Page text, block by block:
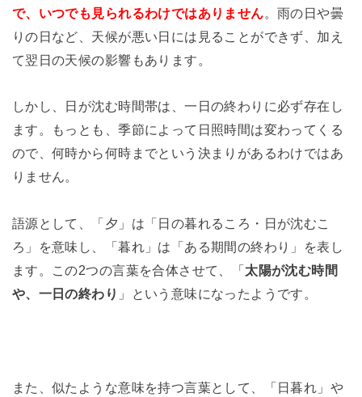
で、いつでも見られるわけではありません。雨の日や曇
りの日など、天候が悪い日には見ることができず、加え
て翌日の天候の影響もあります。
しかし、日が沈む時間帯は、一日の終わりに必ず存在し
ます。もっとも、季節によって日照時間は変わってくる
ので、何時から何時までという決まりがあるわけではあ
りません。
語源として、「夕」は「日の暮れるころ・日が沈むこ
ろ」を意味し、「暮れ」は「ある期間の終わり」を表し
ます。この2つの言葉を合体させて、「 太陽が沈む時間
や、一日の終わり 」という意味になったようです。
また、似たような意味を持つ言葉として、「日暮れ」や